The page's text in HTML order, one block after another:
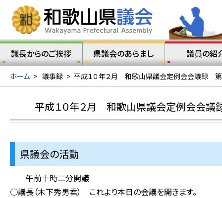
議長からのご挨拶 県議会のあらまし 議員の紹
ホーム > 議事録 > 平成１０年２月 和歌山県議会定例会会議録 第
平成１０年２月 和歌山県議会定例会会議
県議会の活動
午前十時二分開議
○議長（木下秀男君） これより本日の会議を開きます。